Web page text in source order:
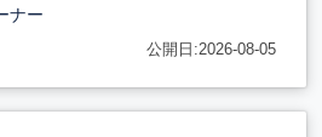
ナー
公開日:2026-08-05